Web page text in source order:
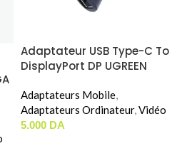
Adaptateur USB Type-C To
DisplayPort DP UGREEN
Adaptateurs Mobile,
Adaptateurs Ordinateur,Vidéo
5.000 DA